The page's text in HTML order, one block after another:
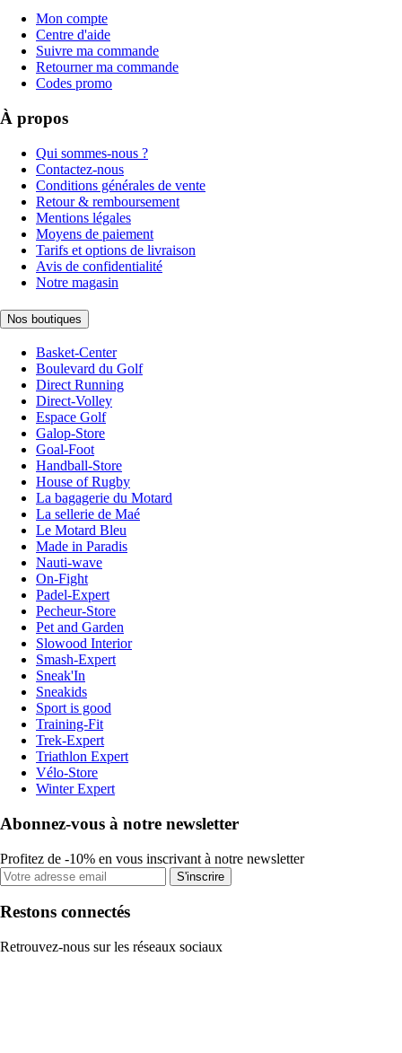
Mon compte
Centre d'aide
Suivre ma commande
Retourner ma commande
Codes promo
À propos
Qui sommes-nous ?
Contactez-nous
Conditions générales de vente
Retour & remboursement
Mentions légales
Moyens de paiement
Tarifs et options de livraison
Avis de confidentialité
Notre magasin
Nos boutiques
Basket-Center
Boulevard du Golf
Direct Running
Direct-Volley
Espace Golf
Galop-Store
Goal-Foot
Handball-Store
House of Rugby
La bagagerie du Motard
La sellerie de Maé
Le Motard Bleu
Made in Paradis
Nauti-wave
On-Fight
Padel-Expert
Pecheur-Store
Pet and Garden
Slowood Interior
Smash-Expert
Sneak'In
Sneakids
Sport is good
Training-Fit
Trek-Expert
Triathlon Expert
Vélo-Store
Winter Expert
Abonnez-vous à notre newsletter
Profitez de -10% en vous inscrivant à notre newsletter
S'inscrire
Restons connectés
Retrouvez-nous sur les réseaux sociaux